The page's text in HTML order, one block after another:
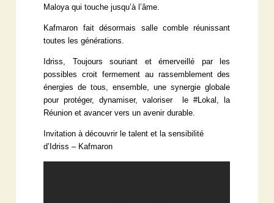
Maloya qui touche jusqu’à l’âme.
Kafmaron fait désormais salle comble réunissant
toutes les générations.
Idriss, Toujours souriant et émerveillé par les
possibles croit fermement au rassemblement des
énergies de tous, ensemble, une synergie globale
pour protéger, dynamiser, valoriser le #Lokal, la
Réunion et avancer vers un avenir durable.
Invitation à découvrir le talent et la sensibilité
d’Idriss – Kafmaron